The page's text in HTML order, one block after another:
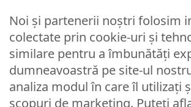
Parola
Remember Me
Noi și partenerii noștri folosim
colectate prin cookie-uri și
similare pentru a îmbunătăți
dumneavoastră pe site-ul
analiza modul în care îl utilizați
scopuri de marketing. Puteți